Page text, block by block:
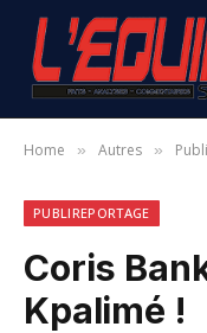
Home » Autres »
PUBLIREPORTAGE
Coris
Kpalimé !